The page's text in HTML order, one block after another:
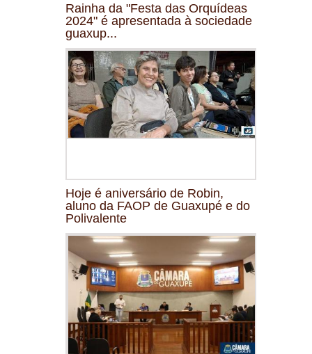
Rainha da "Festa das Orquídeas
2024" é apresentada à sociedade
guaxup...
Hoje é aniversário de Robin,
aluno da FAOP de Guaxupé e do
Polivalente